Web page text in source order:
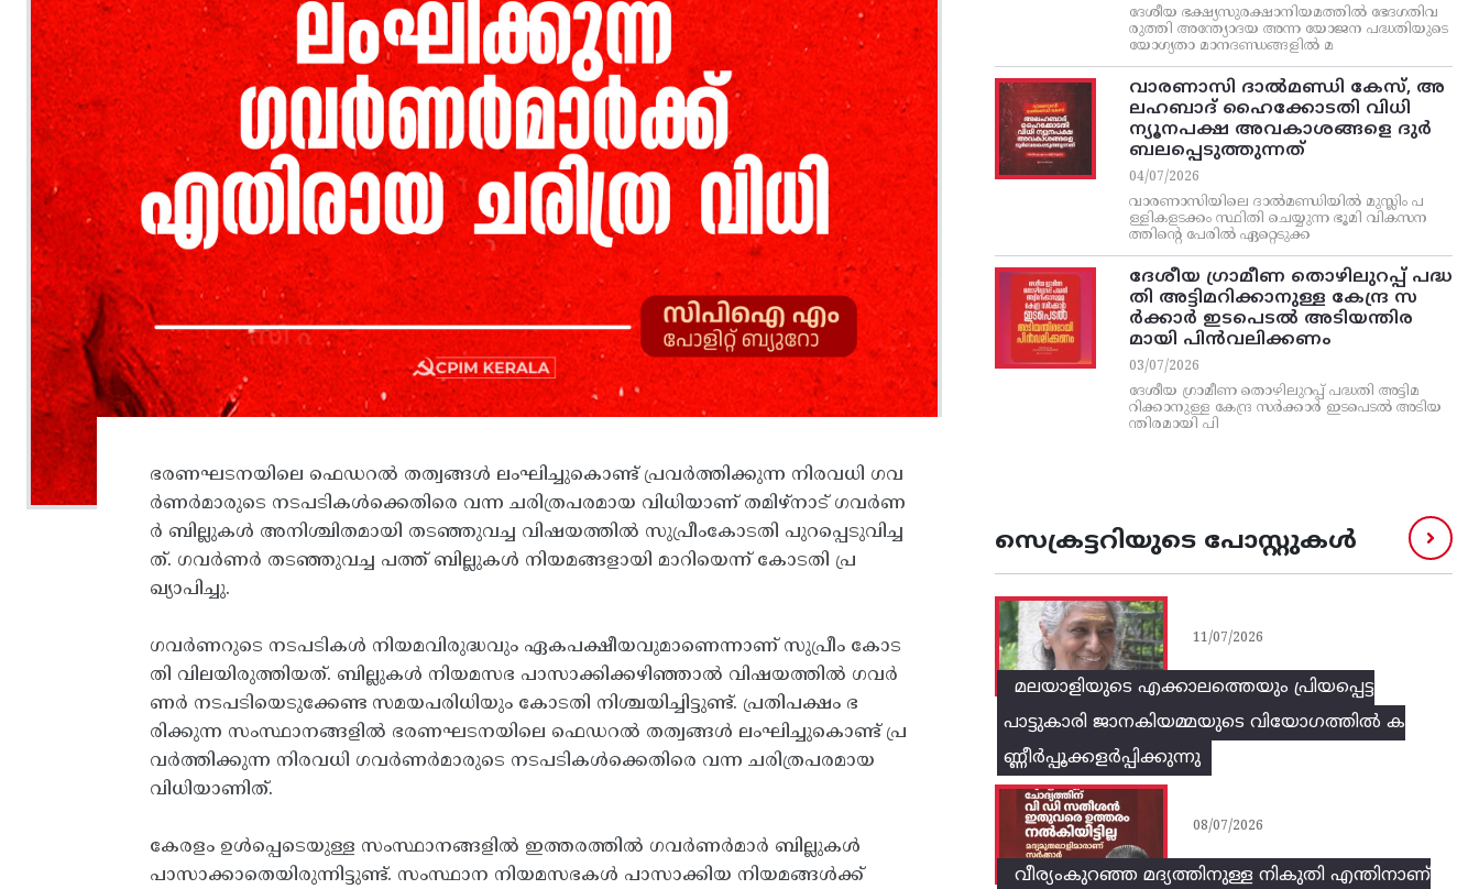
ഭരണഘടനയിലെ ഫെഡറൽ തത്വങ്ങൾ ലംഘിച്ചുകൊണ്ട് പ്രവർത്തിക്കുന്ന നിരവധി ഗവ
ർണർമാരുടെ നടപടികൾക്കെതിരെ വന്ന ചരിത്രപരമായ വിധിയാണ് തമിഴ്നാട് ഗവർണ
ർ ബില്ലുകൾ അനിശ്ചിതമായി തടഞ്ഞുവച്ച വിഷയത്തിൽ സുപ്രീംകോടതി പുറപ്പെടുവിച്ച
ത്. ഗവർണർ തടഞ്ഞുവച്ച പത്ത് ബില്ലുകൾ നിയമങ്ങളായി മാറിയെന്ന് കോടതി പ്ര
ഖ്യാപിച്ചു.
ഗവർണറുടെ നടപടികൾ നിയമവിരുദ്ധവും ഏകപക്ഷീയവുമാണെന്നാണ് സുപ്രീം കോട
തി വിലയിരുത്തിയത്. ബില്ലുകൾ നിയമസഭ പാസാക്കിക്കഴിഞ്ഞാൽ വിഷയത്തിൽ ഗവർ
ണർ നടപടിയെടുക്കേണ്ട സമയപരിധിയും കോടതി നിശ്ചയിച്ചിട്ടുണ്ട്. പ്രതിപക്ഷം ഭ
രിക്കുന്ന സംസ്ഥാനങ്ങളിൽ ഭരണഘടനയിലെ ഫെഡറൽ തത്വങ്ങൾ ലംഘിച്ചുകൊണ്ട് പ്ര
വർത്തിക്കുന്ന നിരവധി ഗവർണർമാരുടെ നടപടികൾക്കെതിരെ വന്ന ചരിത്രപരമായ
വിധിയാണിത്.
കേരളം ഉൾപ്പെടെയുള്ള സംസ്ഥാനങ്ങളിൽ ഇത്തരത്തിൽ ​ഗവർണർമാർ‌ ബില്ലുകൾ
പാസാക്കാതെയിരുന്നിട്ടുണ്ട്. സംസ്ഥാന നിയമസഭകൾ പാസാക്കിയ നിയമങ്ങൾക്ക്
ദേശീയ ഭക്ഷ്യസുരക്ഷാനിയമത്തിൽ ഭേദഗതിവ
രുത്തി അന്ത്യോദയ അന്ന യോജന പദ്ധതിയുടെ
യോഗ്യതാ മാനദണ്ഡങ്ങളിൽ മ
വാരണാസി ദാൽമണ്ഡി കേസ്, അ
ലഹബാദ് ഹൈക്കോടതി വിധി
ന്യൂനപക്ഷ അവകാശങ്ങളെ ദുർ
ബലപ്പെടുത്തുന്നത്
04/07/2026
വാരണാസിയിലെ ദാൽമണ്ഡിയിൽ മുസ്ലിം പ
ള്ളികളടക്കം സ്ഥിതി ചെയ്യുന്ന ഭൂമി വികസന
ത്തിന്റെ പേരിൽ ഏറ്റെടുക്ക
ദേശീയ ഗ്രാമീണ തൊഴിലുറപ്പ്‌ പദ്ധ
തി അട്ടിമറിക്കാനുള്ള കേന്ദ്ര സ
ര്‍ക്കാര്‍ ഇടപെടല്‍ അടിയന്തിര
മായി പിന്‍വലിക്കണം
03/07/2026
ദേശീയ ഗ്രാമീണ തൊഴിലുറപ്പ്‌ പദ്ധതി അട്ടിമ
റിക്കാനുള്ള കേന്ദ്ര സര്‍ക്കാര്‍ ഇടപെടല്‍ അടിയ
ന്തിരമായി പി
സെക്രട്ടറിയുടെ പോസ്റ്റുകൾ
മലയാളിയുടെ എക്കാലത്തെയും പ്രിയപ്പെട്ട
പാട്ടുകാരി ജാനകിയമ്മയുടെ വിയോഗത്തിൽ ക
ണ്ണീർപ്പൂക്കളർപ്പിക്കുന്നു
11/07/2026
വീര്യംകുറഞ്ഞ മദ്യത്തിനുള്ള നികുതി എന്തിനാണ്
08/07/2026